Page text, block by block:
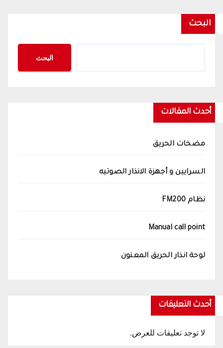
البحث
البحث
أحدث المقالات
مضخات الحريق
السرايين و أجهزة الانذار الصوتيه
نظام FM200
Manual call point
لوحة انذار الحريق المعنون
أحدث التعليقات
لا توجد تعليقات للعرض.